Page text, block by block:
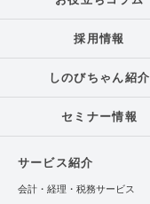
採用情報
しのびちゃん紹介
セミナー情報
サービス紹介
会計・経理・税務サービス